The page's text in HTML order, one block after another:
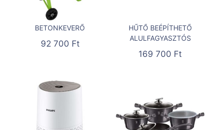
BETONKEVERŐ
92 700 Ft
HŰTŐ BEÉPÍTHETŐ
ALULFAGYASZTÓS
169 700 Ft